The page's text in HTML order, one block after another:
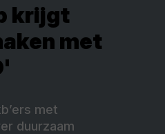
krijgt
met
met
duurzaam